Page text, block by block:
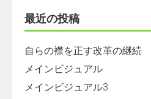
最近の投稿
自らの襟を正す改革の継続
メインビジュアル
メインビジュアル3